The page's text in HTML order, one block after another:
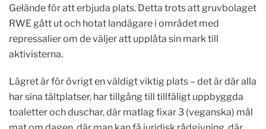
Gelände för att erbjuda plats. Detta trots att gruvbolaget
RWE gått ut och hotat landägare i området med
repressalier om de väljer att upplåta sin mark till
aktivisterna.
Lägret är för övrigt en väldigt viktig plats – det är där alla
har sina tältplatser, har tillgång till tillfäligt uppbyggda
toaletter och duschar, där matlag fixar 3 (veganska) mål